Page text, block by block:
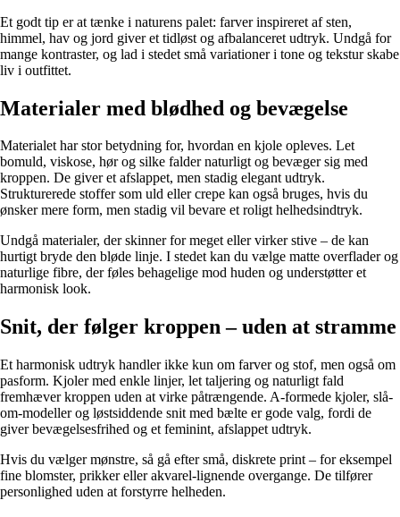
Et godt tip er at tænke i naturens palet: farver inspireret af sten,
himmel, hav og jord giver et tidløst og afbalanceret udtryk. Undgå for
mange kontraster, og lad i stedet små variationer i tone og tekstur skabe
liv i outfittet.
Materialer med blødhed og bevægelse
Materialet har stor betydning for, hvordan en kjole opleves. Let
bomuld, viskose, hør og silke falder naturligt og bevæger sig med
kroppen. De giver et afslappet, men stadig elegant udtryk.
Strukturerede stoffer som uld eller crepe kan også bruges, hvis du
ønsker mere form, men stadig vil bevare et roligt helhedsindtryk.
Undgå materialer, der skinner for meget eller virker stive – de kan
hurtigt bryde den bløde linje. I stedet kan du vælge matte overflader og
naturlige fibre, der føles behagelige mod huden og understøtter et
harmonisk look.
Snit, der følger kroppen – uden at stramme
Et harmonisk udtryk handler ikke kun om farver og stof, men også om
pasform. Kjoler med enkle linjer, let taljering og naturligt fald
fremhæver kroppen uden at virke påtrængende. A-formede kjoler, slå-
om-modeller og løstsiddende snit med bælte er gode valg, fordi de
giver bevægelsesfrihed og et feminint, afslappet udtryk.
Hvis du vælger mønstre, så gå efter små, diskrete print – for eksempel
fine blomster, prikker eller akvarel-lignende overgange. De tilfører
personlighed uden at forstyrre helheden.